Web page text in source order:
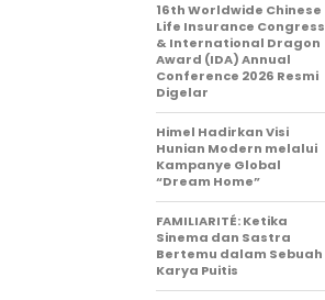
16th Worldwide Chinese
Life Insurance Congress
& International Dragon
Award (IDA) Annual
Conference 2026 Resmi
Digelar
Himel Hadirkan Visi
Hunian Modern melalui
Kampanye Global
“Dream Home”
FAMILIARITÉ: Ketika
Sinema dan Sastra
Bertemu dalam Sebuah
Karya Puitis